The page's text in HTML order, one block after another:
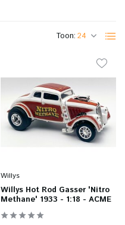
Toon:
Willys
Willys Hot Rod Gasser 'Nitro
Methane' 1933 - 1:18 - ACME